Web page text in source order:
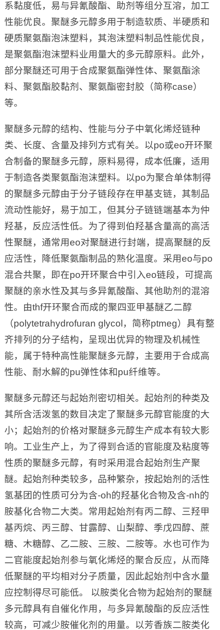
系黏度低，易与异氰酸酯、助剂等组分互溶，加工
性能优良。聚醚多元醇多用于制造软质、半硬质和
硬质聚氨酯泡沫塑料，其泡沫塑料制品性能优良，
是聚氨酯泡沫塑料业用量大的多元醇原料。此外，
部分聚醚还可用于合成聚氨酯弹性体、聚氨酯涂
料、聚氨酯胶黏剂、聚氨酯密封胶（简称case）
等。
聚醚多元醇的结构、性能与分子中氧化烯烃链种
类、长度、含量及排列方式有关。以po或eo开环聚
合制备的聚醚多元醇，原料易得，成本低廉，适用
于制造各类聚氨酯泡沫塑料。以po为聚合单体制得
的聚醚多元醇由于分子链段存在甲基支链，其制品
流动性能好，易于加工，但其分子链链端基本为仲
羟基，反应活性低。为了得到伯羟基含量高的高活
性聚醚，通常用eo对聚醚进行封端，提高聚醚的反
应活性，降低聚氨酯制品的熟化温度。采用eo与po
混合共聚，即在po开环聚合中引入eo链段，可提高
聚醚的亲水性及其与多异氰酸酯、其他助剂的混溶
性。由thf开环聚合而成的聚四亚甲基醚乙二醇
（polytetrahydrofuran glycol，简称ptmeg）具有整
齐排列的分子结构，呈现出优异的物理及机械性
能，属于特种高性能聚醚多元醇，主要用于合成高
性能、耐水解的pu弹性体和pu纤维等。
聚醚多元醇还与起始剂密切相关。起始剂的种类及
其所含活泼氢的数目决定了聚醚多元醇官能度的大
小；起始剂的价格对聚醚多元醇生产成本有较大影
响。工业生产上，为了得到合适的官能度及粘度等
性质的聚醚多元醇，有时采用混合起始剂生产聚
醚。起始剂种类较多，品种繁杂，按起始剂的活性
氢基团的性质可分为含-oh的羟基化合物及含-nh的
胺基化合物二大类。常用起始剂有丙二醇、三羟甲
基丙烷、丙三醇、甘露醇、山梨醇、季戊四醇、蔗
糖、木糖醇、乙二胺、三胺、二胺等。水也可作为
二官能度起始剂参与氧化烯烃的聚合反应，从而降
低聚醚的平均相对分子质量，因此起始剂中含水量
应控制得尽可能低。 以胺类化合物为起始剂的聚醚
多元醇具有自催化作用，与多异氰酸酯的反应活性
较高，可减少胺催化剂的用量。以芳香族二胺类化